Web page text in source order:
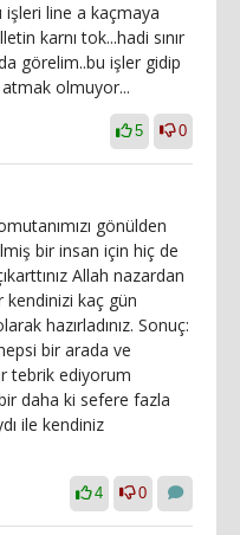
işleri line a kaçmaya
karnı tok...hadi sınır
görelim..bu işler gidip
olmuyor...
5 0
gönülden
bir insan için hiç de
Allah nazardan
kendinizi kaç gün
hazırladınız. Sonuç:
bir arada ve
tebrik ediyorum
daha ki sefere fazla
ile kendiniz
4 0